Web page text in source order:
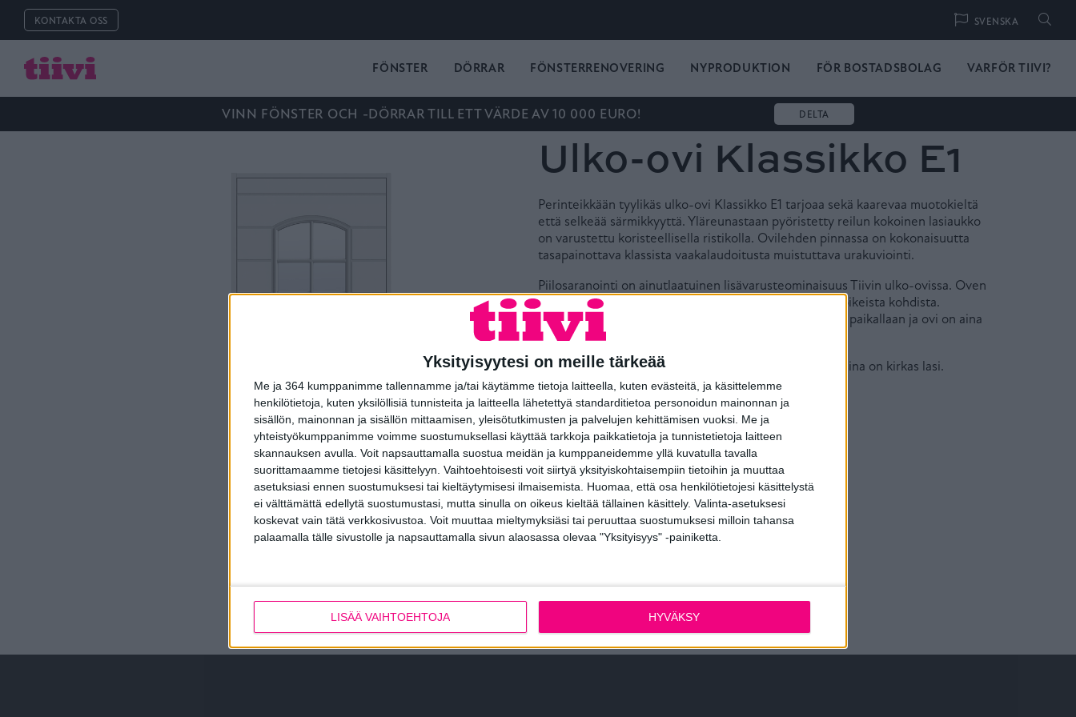
Yksityisyytesi on meille tärkeää
Me ja 364 kumppanimme tallennamme ja/tai käytämme tietoja laitteella, kuten evästeitä, ja käsittelemme
henkilötietoja, kuten yksilöllisiä tunnisteita ja laitteella lähetettyä standarditietoa personoidun mainonnan ja
sisällön, mainonnan ja sisällön mittaamisen, yleisötutkimusten ja palvelujen kehittämisen vuoksi. Me ja
yhteistyökumppanimme voimme suostumuksellasi käyttää tarkkoja paikkatietoja ja tunnistetietoja laitteen
skannauksen avulla. Voit napsauttamalla suostua meidän ja kumppaneidemme yllä kuvatulla tavalla
suorittamaamme tietojesi käsittelyyn. Vaihtoehtoisesti voit siirtyä yksityiskohtaisempiin tietoihin ja muuttaa
asetuksiasi ennen suostumuksesi tai kieltäytymisesi ilmaisemista. Huomaa, että osa henkilötietojesi käsittelystä
ei välttämättä edellytä suostumustasi, mutta sinulla on oikeus kieltää tällainen käsittely. Valinta-asetuksesi
koskevat vain tätä verkkosivustoa. Voit muuttaa mieltymyksiäsi tai peruuttaa suostumuksesi milloin tahansa
palaamalla tälle sivustolle ja napsauttamalla sivun alaosassa olevaa "Yksityisyys" -painiketta.
LISÄÄ VAIHTOEHTOJA HYVÄKSY
KONTAKTA OSS SVENSKA Hae
FÖNSTER DÖRRAR FÖNSTERRENOVERING NYPRODUKTION FÖR BOSTADSBOLAG VARFÖR TIIVI?
VINN FÖNSTER OCH -DÖRRAR TILL ETT VÄRDE AV 10 000 EURO! DELTA
Ulko-ovi Klassikko E1
Perinteikkään tyylikäs ulko-ovi Klassikko E1 tarjoaa sekä kaarevaa muotokieltä
että selkeää särmikkyyttä. Yläreunastaan pyöristetty reilun kokoinen lasiaukko
on varustettu koristeellisella ristikolla. Ovilehden pinnassa on kokonaisuutta
tasapainottava klassista vaakalaudoitusta muistuttava urakuviointi.
Piilosaranointi on ainutlaatuinen lisävarusteominaisuus Tiivin ulko-ovissa. Oven
rakenteen sisään upotetut saranat tukevat ovea juuri oikeista kohdista.
Piilosaranoinnin ansiosta ulko-ovesi pysyy ryhdikkäästi paikallaan ja ovi on aina
kevyt ja vaivaton avata sekä sulkea.
Tähän malliin suositellaan Vitoria-painiketta ja vakiolasina on kirkas lasi.
Katso kaikkiulko-ovimallimme.